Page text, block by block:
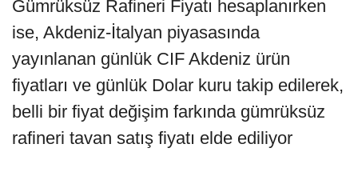
Gümrüksüz Rafineri Fiyatı hesaplanırken
ise, Akdeniz-İtalyan piyasasında
yayınlanan günlük CIF Akdeniz ürün
fiyatları ve günlük Dolar kuru takip edilerek,
belli bir fiyat değişim farkında gümrüksüz
rafineri tavan satış fiyatı elde ediliyor